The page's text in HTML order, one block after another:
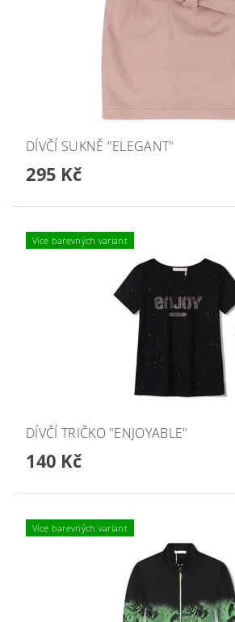
DÍVČÍ SUKNĚ "ELEGANT"
295 Kč
Více barevných variant
DÍVČÍ TRIČKO "ENJOYABLE"
140 Kč
Více barevných variant